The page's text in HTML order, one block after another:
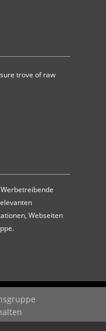
trove of raw
Webseiten